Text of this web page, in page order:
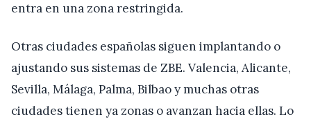
entra en una zona restringida.
Otras ciudades españolas siguen implantando o
ajustando sus sistemas de ZBE. Valencia, Alicante,
Sevilla, Málaga, Palma, Bilbao y muchas otras
ciudades tienen ya zonas o avanzan hacia ellas. Lo